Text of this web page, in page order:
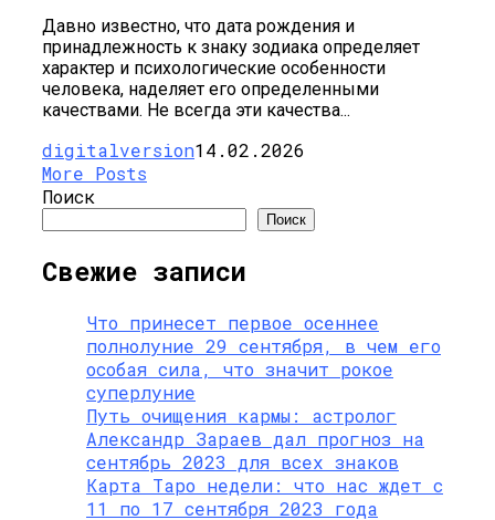
Давно известно, что дата рождения и
принадлежность к знаку зодиака определяет
характер и психологические особенности
человека, наделяет его определенными
качествами. Не всегда эти качества...
digitalversion14.02.2026
More Posts
Поиск
Поиск
Свежие записи
Что принесет первое осеннее
полнолуние 29 сентября, в чем его
особая сила, что значит рокое
суперлуние
Путь очищения кармы: астролог
Александр Зараев дал прогноз на
сентябрь 2023 для всех знаков
Карта Таро недели: что нас ждет с
11 по 17 сентября 2023 года